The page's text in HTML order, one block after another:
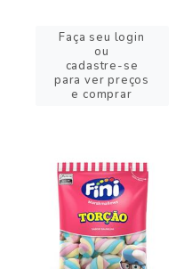
Faça seu login
ou
cadastre-se
para ver preços
e comprar